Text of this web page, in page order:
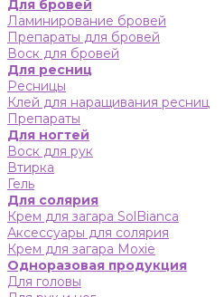
Для бровей
Ламинирование бровей
Препараты для бровей
Воск для бровей
Для ресниц
Ресницы
Клей для наращивания ресниц
Препараты
Для ногтей
Воск для рук
Втирка
Гель
Для солярия
Крем для загара SolBianca
Аксессуары для солярия
Крем для загара Moxie
Одноразовая продукция
Для головы